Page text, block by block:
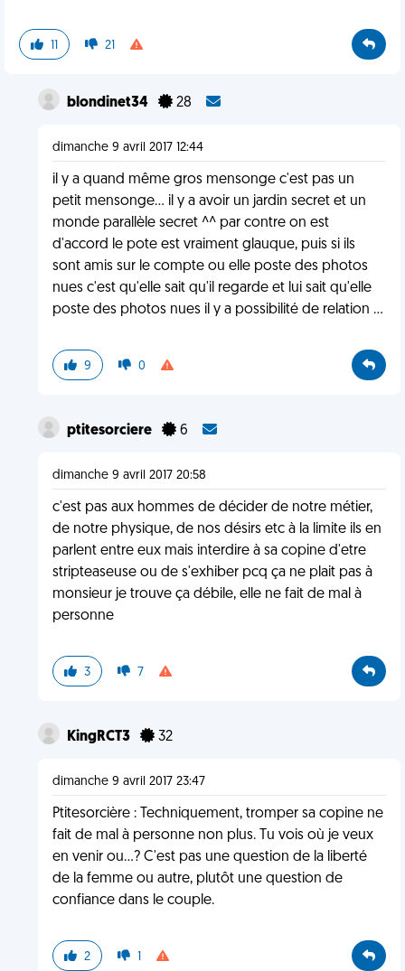
11 21
blondinet34 28
dimanche 9 avril 2017 12:44
il y a quand même gros mensonge c'est pas un
petit mensonge... il y a avoir un jardin secret et un
monde parallèle secret ^^ par contre on est
d'accord le pote est vraiment glauque, puis si ils
sont amis sur le compte ou elle poste des photos
nues c'est qu'elle sait qu'il regarde et lui sait qu'elle
poste des photos nues il y a possibilité de relation ...
9 0
ptitesorciere 6
dimanche 9 avril 2017 20:58
c'est pas aux hommes de décider de notre métier,
de notre physique, de nos désirs etc à la limite ils en
parlent entre eux mais interdire à sa copine d'etre
stripteaseuse ou de s'exhiber pcq ça ne plait pas à
monsieur je trouve ça débile, elle ne fait de mal à
personne
3 7
KingRCT3 32
dimanche 9 avril 2017 23:47
Ptitesorcière : Techniquement, tromper sa copine ne
fait de mal à personne non plus. Tu vois où je veux
en venir ou...? C'est pas une question de la liberté
de la femme ou autre, plutôt une question de
confiance dans le couple.
2 1